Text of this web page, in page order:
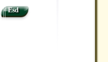
Esd